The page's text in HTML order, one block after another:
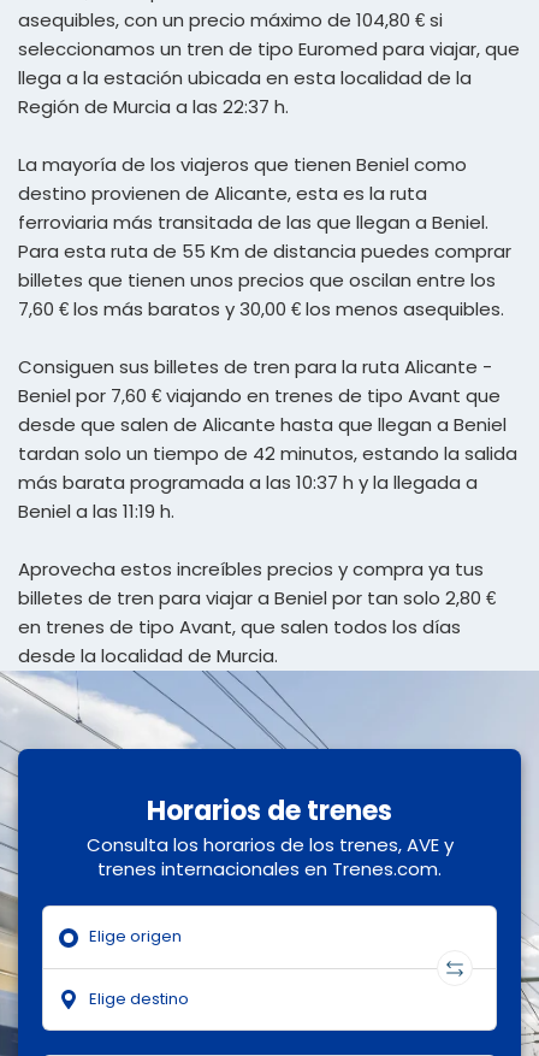
asequibles, con un precio máximo de 104,80 € si
seleccionamos un tren de tipo Euromed para viajar, que
llega a la estación ubicada en esta localidad de la
Región de Murcia a las 22:37 h.
La mayoría de los viajeros que tienen Beniel como
destino provienen de Alicante, esta es la ruta
ferroviaria más transitada de las que llegan a Beniel.
Para esta ruta de 55 Km de distancia puedes comprar
billetes que tienen unos precios que oscilan entre los
7,60 € los más baratos y 30,00 € los menos asequibles.
Consiguen sus billetes de tren para la ruta Alicante -
Beniel por 7,60 € viajando en trenes de tipo Avant que
desde que salen de Alicante hasta que llegan a Beniel
tardan solo un tiempo de 42 minutos, estando la salida
más barata programada a las 10:37 h y la llegada a
Beniel a las 11:19 h.
Aprovecha estos increíbles precios y compra ya tus
billetes de tren para viajar a Beniel por tan solo 2,80 €
en trenes de tipo Avant, que salen todos los días
desde la localidad de Murcia.
Horarios de trenes
Consulta los horarios de los trenes, AVE y
trenes internacionales en Trenes.com.